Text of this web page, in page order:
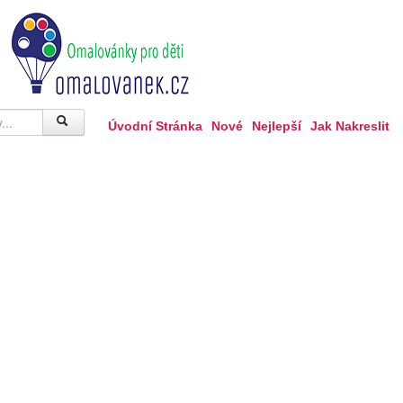
Úvodní Stránka Nové Nejlepší Jak Nakreslit